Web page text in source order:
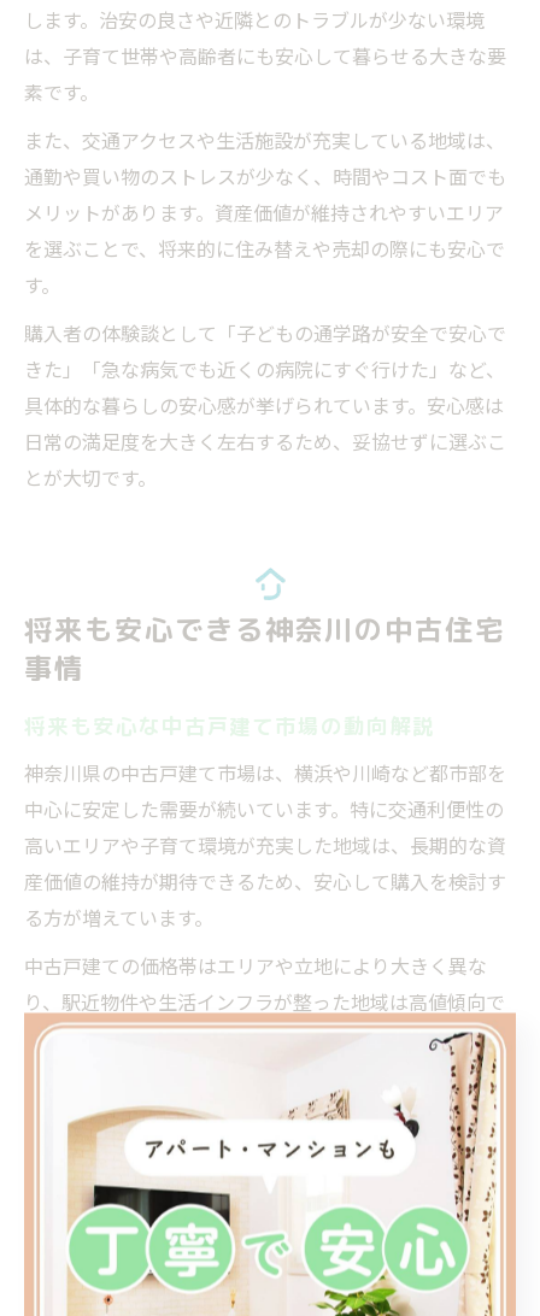
します。治安の良さや近隣とのトラブルが少ない環境
は、子育て世帯や高齢者にも安心して暮らせる大きな要
素です。
また、交通アクセスや生活施設が充実している地域は、
通勤や買い物のストレスが少なく、時間やコスト面でも
メリットがあります。資産価値が維持されやすいエリア
を選ぶことで、将来的に住み替えや売却の際にも安心で
す。
購入者の体験談として「子どもの通学路が安全で安心で
きた」「急な病気でも近くの病院にすぐ行けた」など、
具体的な暮らしの安心感が挙げられています。安心感は
日常の満足度を大きく左右するため、妥協せずに選ぶこ
とが大切です。
将来も安心できる神奈川の中古住宅
事情
将来も安心な中古戸建て市場の動向解説
神奈川県の中古戸建て市場は、横浜や川崎など都市部を
中心に安定した需要が続いています。特に交通利便性の
高いエリアや子育て環境が充実した地域は、長期的な資
産価値の維持が期待できるため、安心して購入を検討す
る方が増えています。
中古戸建ての価格帯はエリアや立地により大きく異な
り、駅近物件や生活インフラが整った地域は高値傾向で
すが、利便性と価格のバランスが良い場所も多く見受け
られます。今後も人口動態や再開発の進行により、特定
エリアの需要が高まることが予想されます。
市場の動向を把握することで、将来的な売却時のリスク
や値崩れを防ぐ対策が可能です。購入前には不動産会社
の最新データや地域のランキング情報を活用し、変動す
る市場の特徴を確認することが重要です。